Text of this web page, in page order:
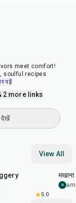
meet comfort!
soulful recipes
पढ़ें
2 more links
देखें
View All
5.0
A